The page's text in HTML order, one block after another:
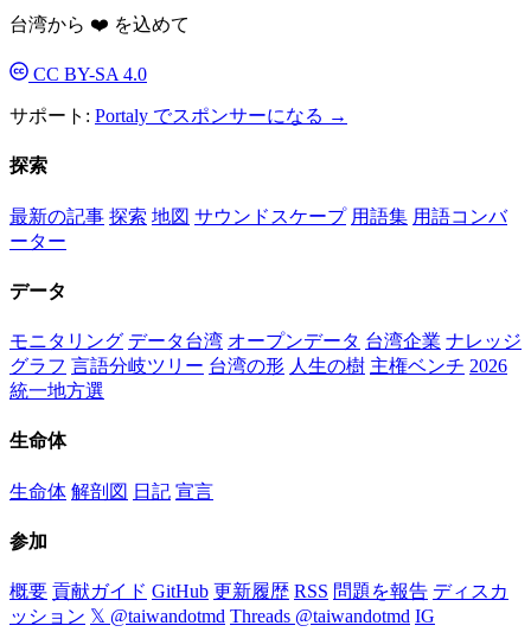
台湾から ❤️ を込めて
CC BY-SA 4.0
サポート: Portaly でスポンサーになる →
探索
最新の記事 探索 地図 サウンドスケープ 用語集 用語コンバ
ーター
データ
モニタリング データ台湾 オープンデータ 台湾企業 ナレッジ
グラフ 言語分岐ツリー 台湾の形 人生の樹 主権ベンチ 2026
統一地方選
生命体
生命体 解剖図 日記 宣言
参加
概要 貢献ガイド GitHub 更新履歴 RSS 問題を報告 ディスカ
ッション 𝕏 @taiwandotmd Threads @taiwandotmd IG